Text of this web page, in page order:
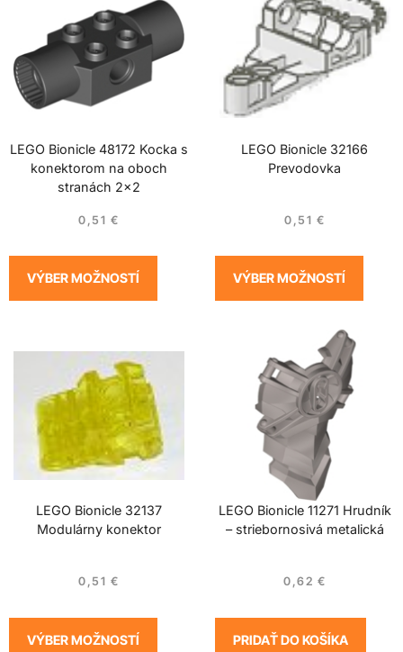
LEGO Bionicle 48172 Kocka s
konektorom na oboch
stranách 2×2
0,51 €
VÝBER MOŽNOSTÍ
LEGO Bionicle 32166
Prevodovka
0,51 €
VÝBER MOŽNOSTÍ
LEGO Bionicle 32137
Modulárny konektor
0,51 €
VÝBER MOŽNOSTÍ
LEGO Bionicle 11271 Hrudník
– striebornosivá metalická
0,62 €
PRIDAŤ DO KOŠÍKA